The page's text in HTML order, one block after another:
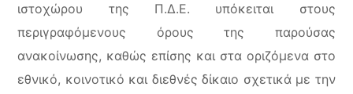
ιστοχώρου της Π.Δ.Ε. υπόκειται στους
περιγραφόμενους όρους της παρούσας
ανακοίνωσης, καθώς επίσης και στα οριζόμενα στο
εθνικό, κοινοτικό και διεθνές δίκαιο σχετικά με την